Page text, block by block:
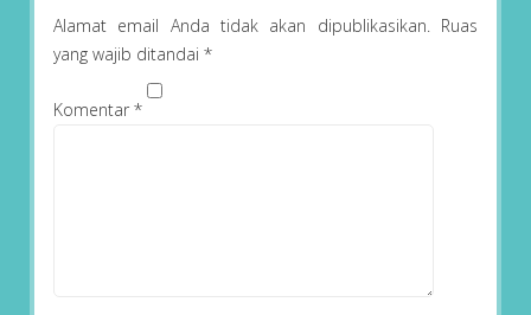
Alamat email Anda tidak akan dipublikasikan.
Ruas
yang wajib ditandai *
Komentar *